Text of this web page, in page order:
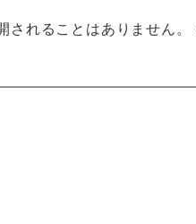
されることはありません。